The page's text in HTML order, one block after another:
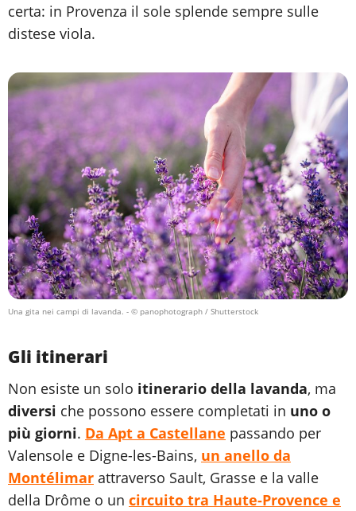
certa: in Provenza il sole splende sempre sulle
distese viola.
Una gita nei campi di lavanda. - © panophotograph / Shutterstock
Gli itinerari
Non esiste un solo itinerario della lavanda, ma
diversi che possono essere completati in uno o
più giorni. Da Apt a Castellane passando per
Valensole e Digne-les-Bains, un anello da
Montélimar attraverso Sault, Grasse e la valle
della Drôme o un circuito tra Haute-Provence e